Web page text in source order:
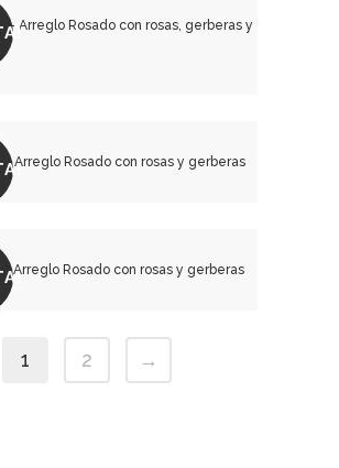
₡18,500.00 ₡17,500.00
21,500.00 20,500.00
1 2 →